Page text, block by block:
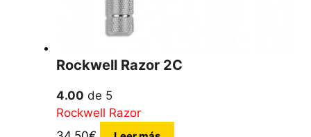
Rockwell Razor 2C
4.00 de 5
Rockwell Razor